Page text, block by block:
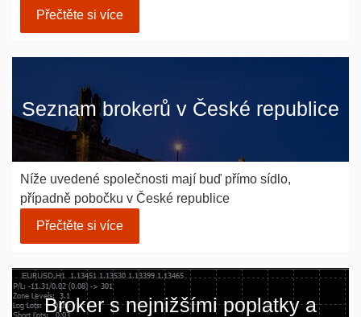
Přečtěte si více
Seznam brokerů v České republice
Níže uvedené společnosti mají buď přímo sídlo,
případně pobočku v České republice
Přečtěte si více
Broker s nejnižšími poplatky a